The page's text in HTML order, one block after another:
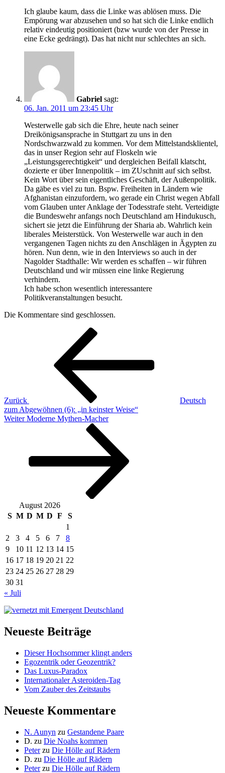
Ich glaube kaum, dass die Linke was ablösen muss. Die
Empörung war abzusehen und so hat sich die Linke endlich
relativ eindeutig positioniert (bzw wurde von der Presse in
eine Ecke gedrängt). Das hat nicht nur schlechtes an sich.
Gabriel sagt:
06. Jan. 2011 um 23:45 Uhr
Westerwelle gab sich die Ehre, heute nach seiner
Dreikönigsansprache in Stuttgart zu uns in den
Nordschwarzwald zu kommen. Vor dem Mittelstandsklientel,
das in unser Region sehr auf Floskeln wie
„Leistungsgerechtigkeit“ und dergleichen Beifall klatscht,
dozierte er über Innenpolitik – im ZUschnitt auf sich selbst.
Kein Wort über sein eigentliches Geschäft, der Außenpolitik.
Da gäbe es viel zu tun. Bspw. Freiheiten in Ländern wie
Afghanistan einzufordern, wo gerade ein Christ wegen Abfall
vom Glauben unter Anklage der Todesstrafe steht. Verteidigte
die Bundeswehr anfangs noch Deutschland am Hindukusch,
sichert sie jetzt die Einführung der Sharia ab. Wahrlich kein
liberales Meisterstück. Von Westerwelle war auch in den
vergangenen Tagen nichts zu den Anschlägen in Ägypten zu
hören. Nun denn, wie in den Interviews so auch in der
Nagolder Stadthalle: Wir werden es schaffen – wir führen
Deutschland und wir müssen eine linke Regierung
verhindern.
Ich habe schon wesentlich interessantere
Politikveranstaltungen besucht.
Die Kommentare sind geschlossen.
Beitragsnavigation
Zurück
Deutsch
zum Abgewöhnen (6): „in keinster Weise“
Nächster
Weiter Moderne Mythen-Macher
August 2026
S M D M D F
S
1
2
3 4 5 6 7
8
9
10 11 12 13 14 15
16 17 18 19 20 21 22
23 24 25 26 27 28 29
30 31
« Juli
Neueste Beiträge
Dieser Hochsommer klingt anders
Egozentrik oder Geozentrik?
Das Luxus-Paradox
Internationaler Asteroiden-Tag
Vom Zauber des Zeitstaubs
Neueste Kommentare
N. Aunyn zu Gestandene Paare
D. zu Die Noahs kommen
Peterzu Die Hölle auf Rädern
D. zu Die Hölle auf Rädern
Peterzu Die Hölle auf Rädern